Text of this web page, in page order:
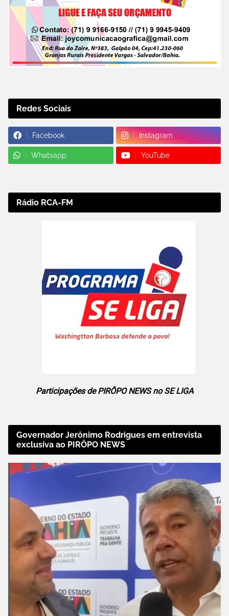
Redes Sociais
Facebook Instagram
Whatsapp YouTube
Rádio RCA-FM
Participações de PIRÔPO NEWS no SE LIGA
Governador Jerônimo Rodrigues em entrevista
exclusiva ao PIRÔPO NEWS